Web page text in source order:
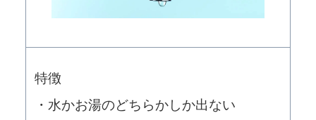
特徴
・水かお湯のどちらかしか出ない